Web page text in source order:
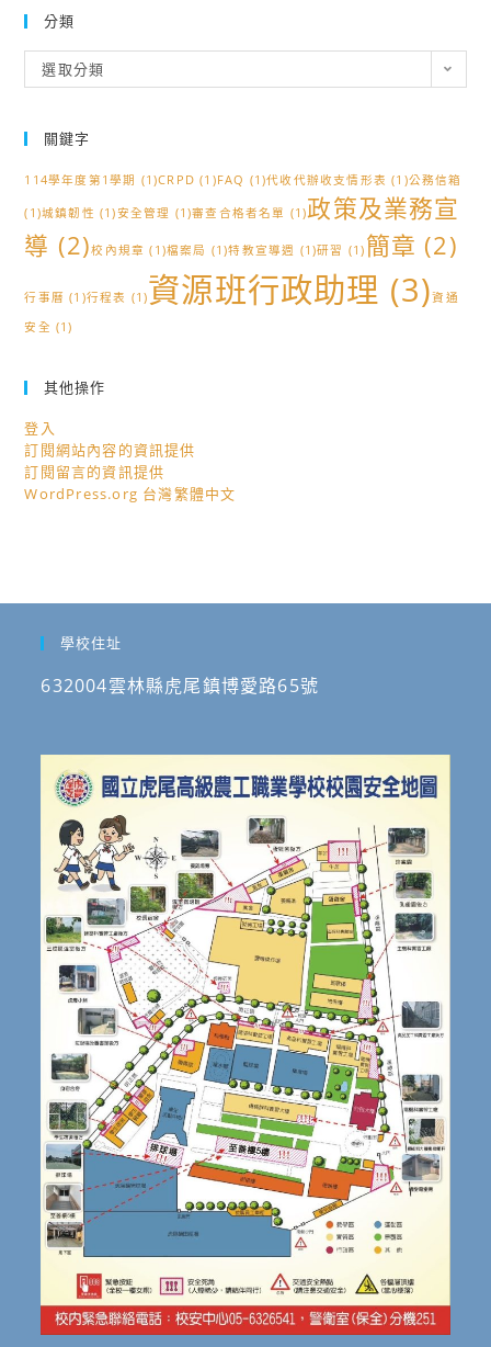
分類
類
選取分類
關鍵字
114學年度第1學期 (1)CRPD (1)FAQ (1)代收代辦收支情形表 (1)公務信箱
(1)城鎮韌性 (1)安全管理 (1)審查合格者名單 (1)政策及業務宣
導 (2)校內規章 (1)檔案局 (1)特教宣導週 (1)研習 (1) 簡章 (2)
行事曆 (1)行程表 (1)資源班行政助理 (3)資通
安全 (1)
其他操作
登入
訂閱網站內容的資訊提供
訂閱留言的資訊提供
WordPress.org 台灣繁體中文
學校住址
632004雲林縣虎尾鎮博愛路65號